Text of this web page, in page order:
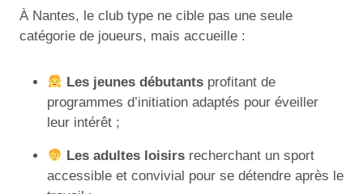
À Nantes, le club type ne cible pas une seule
catégorie de joueurs, mais accueille :
Les jeunes débutants profitant de
programmes d’initiation adaptés pour éveiller
leur intérêt ;
Les adultes loisirs recherchant un sport
accessible et convivial pour se détendre après le